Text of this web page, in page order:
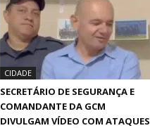
CIDADE
SECRETÁRIO DE SEGURANÇA E
COMANDANTE DA GCM
DIVULGAM VÍDEO COM ATAQUES